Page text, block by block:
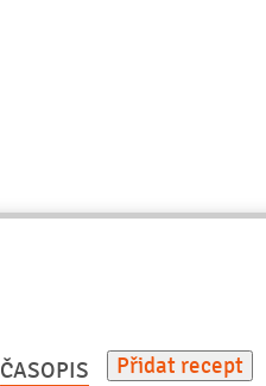
ČASOPIS Přidat recept